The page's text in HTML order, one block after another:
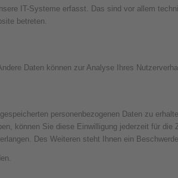
IT-Systeme erfasst. Das sind vor allem
betreten.
Daten können zur Analyse Ihres
personenbezogenen Daten zu
können Sie diese Einwilligung jederzeit für
Des Weiteren steht Ihnen ein